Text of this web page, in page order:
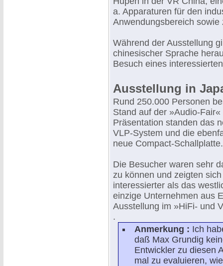
a. Apparaturen für den
Anwendungsbereich
Während der Ausstellung
chinesischer Sprache
Besuch eines
Ausstellung in
Rund 250.000 Personen
Stand auf der »Audio-
Präsentation standen das
VLP-System und die
neue Compact-Schallplatte.
Die Besucher waren sehr
zu können und zeigten
interessierter als das
einzige Unternehmen aus
Ausstellung im »HiFi- und
.
Anmerkung : Ich
daß Max Grundig
Entwickler zu diesen
mal zu evaluieren,